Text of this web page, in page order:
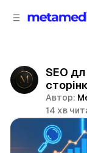
SEO
Автор:
14 хв
Поділитися